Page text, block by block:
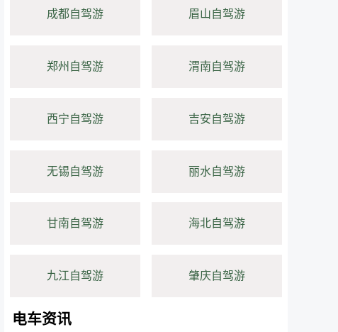
成都自驾游 眉山自驾游
郑州自驾游 渭南自驾游
西宁自驾游 吉安自驾游
无锡自驾游 丽水自驾游
甘南自驾游 海北自驾游
九江自驾游 肇庆自驾游
电车资讯